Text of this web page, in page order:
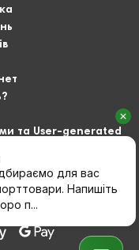
та User-generated
даних